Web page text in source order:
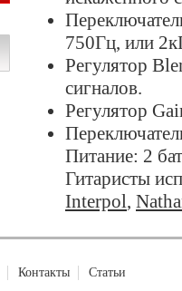
750Гц, или
Регулятор
сигналов.
Регулятор
Питание: 2
Гитаристы
Interpol,
Контакты Статьи